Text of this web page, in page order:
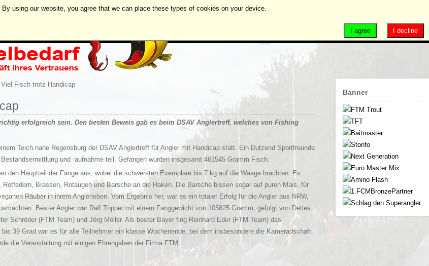
Banner
Viel Fisch trotz Handicap
erfolgreich sein. Den besten Beweis gab es beim DSAV Anglertreff, welches von Fishing
Teich nahe Regensburg der DSAV Anglertreff für Angler mit Handicap statt. Ein Dutzend Sportfreunde
und -aufnahme teil. Gefangen wurden insgesamt 461545 Gramm Fisch.
den Hauptteil der Fänge aus, wobei die schwersten Exemplare bis 7 kg auf die Waage brachten. Es
Brassen, Rotaugen und Barsche an die Haken. Die Barsche bissen sogar auf puren Mais, für
Räuber in ihrem Anglerleben. Vom Ergebnis her, war es ein totaler Erfolg für die Angler aus NRW,
Bester Angler war Ralf Töpper mit einem Fanggewicht von 105825 Gramm, gefolgt von Detlev
Schröder (FTM Team) und Jörg Möller. Als bester Bayer fing Reinhard Eder (FTM Team) das
39 Grad war es für alle Teilnehmer ein klasse Wochenende, bei dem insbesondere die Kameradschaft
die Veranstaltung mit einigen Ehrengaben der Firma FTM.
using our website, you agree that we can place these types of cookies on your device.
I decline
I agree